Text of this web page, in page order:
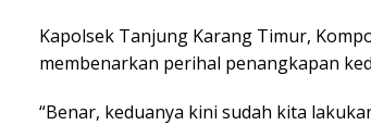
Kapolsek Tanjung Karang Timur,
membenarkan perihal penangkapan
“Benar, keduanya kini sudah kita